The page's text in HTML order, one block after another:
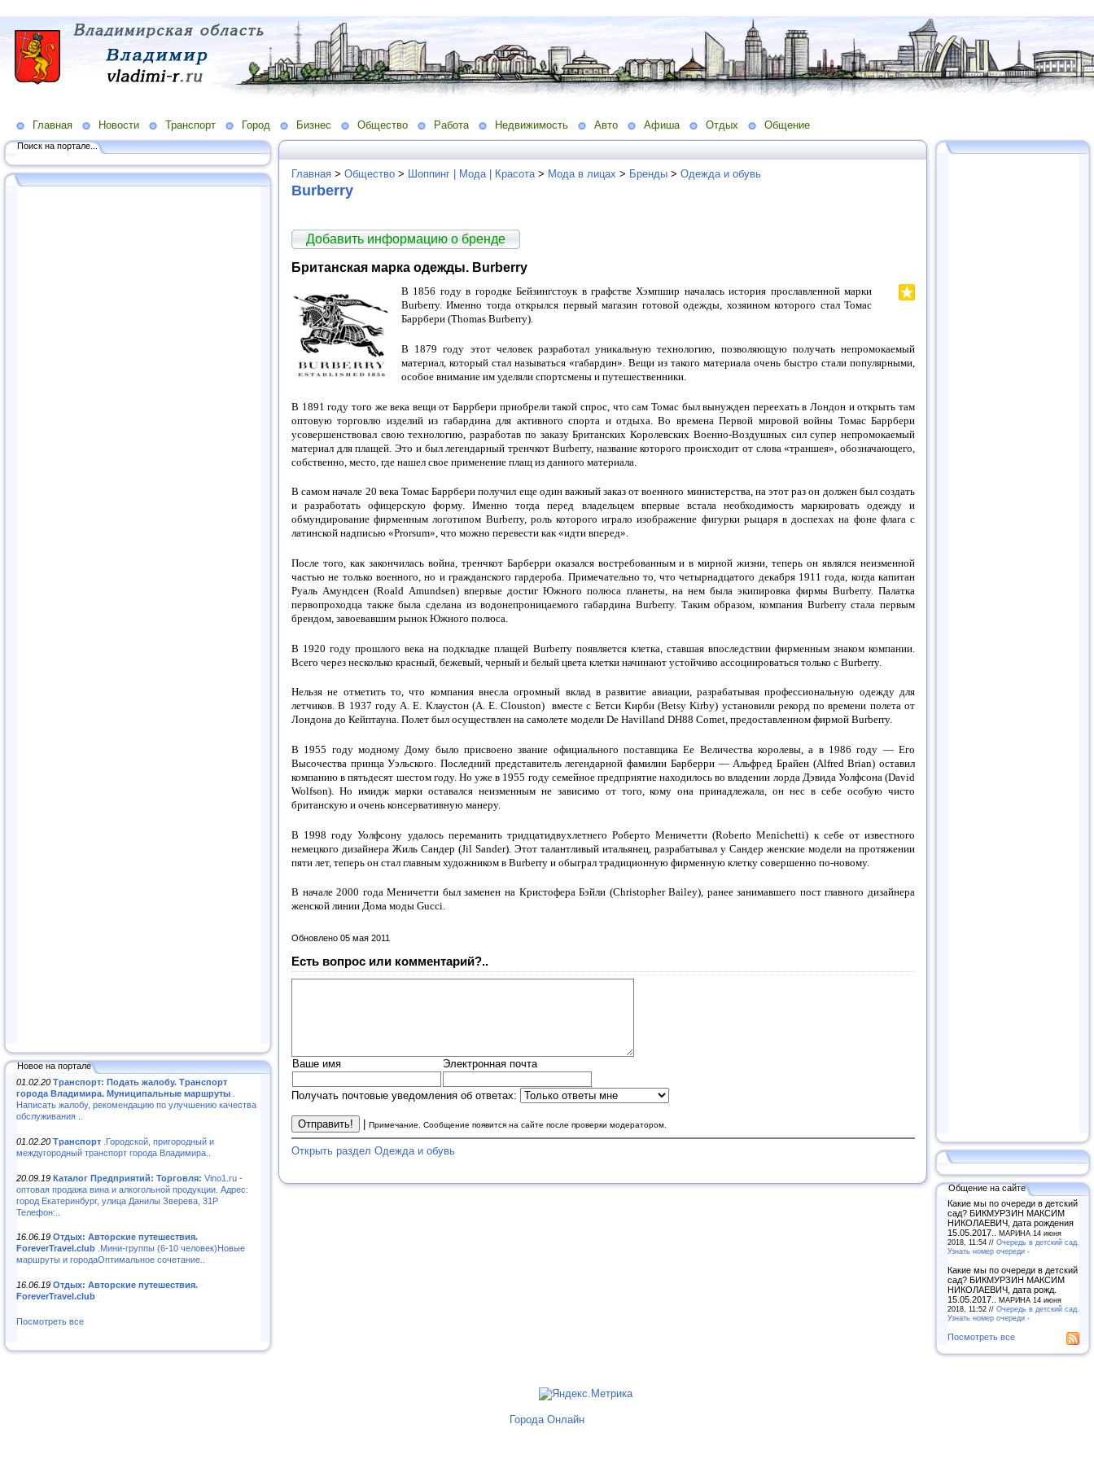
Главная Новости Транспорт Город Бизнес Общество Работа Недвижимость Авто Афиша Отдых Общение
Поиск на портале...
Новое на портале
01.02.20 Транспорт: Подать жалобу. Транспорт
города Владимира. Муниципальные маршруты
Написать жалобу, рекомендацию по улучшению качества
обслуживания ..
01.02.20 Транспорт .Городской, пригородный и
междугородный транспорт города Владимира..
20.09.19 Каталог Предприятий: Торговля: Vino1.ru -
оптовая продажа вина и алкогольной продукции. Адрес:
город Екатеринбург, улица Данилы Зверева, 31Р
Телефон:..
16.06.19 Отдых: Авторские путешествия.
ForeverTravel.club .Мини-группы (6-10 человек)Новые
маршруты и городаОптимальное сочетание..
16.06.19 Отдых: Авторские путешествия.
ForeverTravel.club
Посмотреть все
Главная > Общество > Шоппинг | Мода | Красота > Мода в лицах > Бренды > Одежда и обувь
Burberry
Добавить информацию о бренде
Британская марка одежды. Burberry
В 1856 году в городке Бейзингстоук в графстве Хэмпшир началась история прославленной марки
Burberry. Именно тогда открылся первый магазин готовой одежды, хозяином которого стал Томас
Баррбери (Thomas Burberry).
В 1879 году этот человек разработал уникальную технологию, позволяющую получать непромокаемый
материал, который стал называться «габардин». Вещи из такого материала очень быстро стали популярными,
особое внимание им уделяли спортсмены и путешественники.
В 1891 году того же века вещи от Баррбери приобрели такой спрос, что сам Томас был вынужден переехать в Лондон и открыть там
оптовую торговлю изделий из габардина для активного спорта и отдыха. Во времена Первой мировой войны Томас Баррбери
усовершенствовал свою технологию, разработав по заказу Британских Королевских Военно-Воздушных сил супер непромокаемый
материал для плащей. Это и был легендарный тренчкот Burberry, название которого происходит от слова «траншея», обозначающего,
собственно, место, где нашел свое применение плащ из данного материала.
В самом начале 20 века Томас Баррбери получил еще один важный заказ от военного министерства, на этот раз он должен был создать
и разработать офицерскую форму. Именно тогда перед владельцем впервые встала необходимость маркировать одежду и
обмундирование фирменным логотипом Burberry, роль которого играло изображение фигурки рыцаря в доспехах на фоне флага с
латинской надписью «Prorsum», что можно перевести как «идти вперед».
После того, как закончилась война, тренчкот Барберри оказался востребованным и в мирной жизни, теперь он являлся неизменной
частью не только военного, но и гражданского гардероба. Примечательно то, что четырнадцатого декабря 1911 года, когда капитан
Руаль Амундсен (Roald Amundsen) впервые достиг Южного полюса планеты, на нем была экипировка фирмы Burberry. Палатка
первопроходца также была сделана из водонепроницаемого габардина Burberry. Таким образом, компания Burberry стала первым
брендом, завоевавшим рынок Южного полюса.
В 1920 году прошлого века на подкладке плащей Burberry появляется клетка, ставшая впоследствии фирменным знаком компании.
Всего через несколько красный, бежевый, черный и белый цвета клетки начинают устойчиво ассоциироваться только с Burberry.
Нельзя не отметить то, что компания внесла огромный вклад в развитие авиации, разрабатывая профессиональную одежду для
летчиков. В 1937 году А. Е. Клаустон (A. E. Clouston) вместе с Бетси Кирби (Betsy Kirby) установили рекорд по времени полета от
Лондона до Кейптауна. Полет был осуществлен на самолете модели De Havilland DH88 Comet, предоставленном фирмой Burberry.
В 1955 году модному Дому было присвоено звание официального поставщика Ее Величества королевы, а в 1986 году — Его
Высочества принца Уэльского. Последний представитель легендарной фамилии Барберри — Альфред Брайен (Alfred Brian) оставил
компанию в пятьдесят шестом году. Но уже в 1955 году семейное предприятие находилось во владении лорда Дэвида Уолфсона (David
Wolfson). Но имидж марки оставался неизменным не зависимо от того, кому она принадлежала, он нес в себе особую чисто
британскую и очень консервативную манеру.
В 1998 году Уолфсону удалось переманить тридцатидвухлетнего Роберто Меничетти (Roberto Menichetti) к себе от известного
немецкого дизайнера Жиль Cандер (Jil Sander). Этот талантливый итальянец, разрабатывал у Cандер женские модели на протяжении
пяти лет, теперь он стал главным художником в Burberry и обыграл традиционную фирменную клетку совершенно по-новому.
В начале 2000 года Меничетти был заменен на Кристофера Бэйли (Christopher Bailey), ранее занимавшего пост главного дизайнера
женской линии Дома моды Gucci.
Обновлено 05 мая 2011
Есть вопрос или комментарий?..
Ваше имя Электронная почта
Получать почтовые уведомления об ответах:
| Примечание. Сообщение появится на сайте после проверки модератором.
Открыть раздел Одежда и обувь
Общение на сайте
Какие мы по очереди в детский
сад? БИКМУРЗИН МАКСИМ
НИКОЛАЕВИЧ, дата рождения
15.05.2017.. МАРИНА 14 июня
2018, 11:54 // Очередь в детский сад.
Узнать номер очереди -
Какие мы по очереди в детский
сад? БИКМУРЗИН МАКСИМ
НИКОЛАЕВИЧ, дата рожд.
15.05.2017.. МАРИНА 14 июня
2018, 11:52 // Очередь в детский сад.
Узнать номер очереди -
Посмотреть все
Города Онлайн